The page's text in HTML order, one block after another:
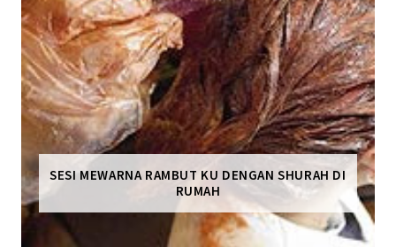
SESI MEWARNA RAMBUT KU DENGAN SHURAH DI
RUMAH